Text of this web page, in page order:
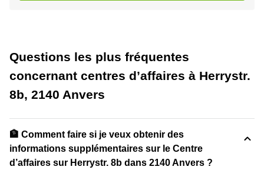
Questions les plus fréquentes
concernant centres d’affaires à Herrystr.
8b, 2140 Anvers
🏦 Comment faire si je veux obtenir des
informations supplémentaires sur le Centre
d’affaires sur Herrystr. 8b dans 2140 Anvers ?